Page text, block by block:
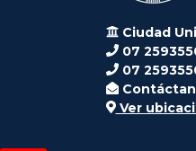
Ciudad
07
07
Ver